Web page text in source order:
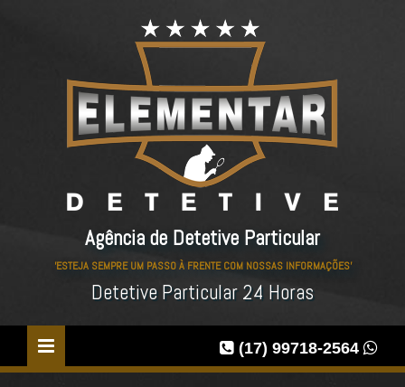
Agência de Detetive Particular
'ESTEJA SEMPRE UM PASSO À FRENTE COM NOSSAS INFORMAÇÕES'
Detetive Particular 24 Horas
(17) 99718-2564